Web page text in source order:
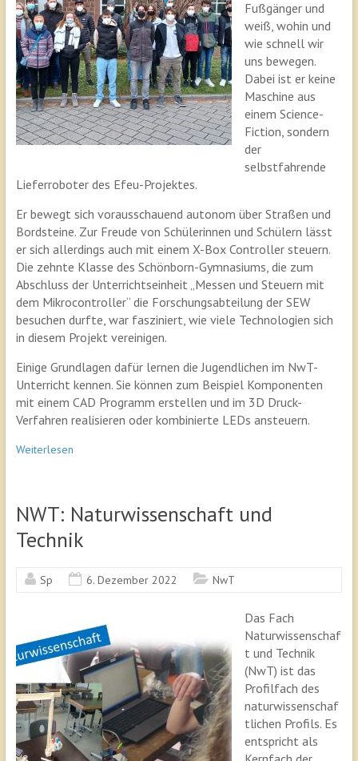
Fußgänger und
weiß, wohin und
wie schnell wir
uns bewegen.
Dabei ist er keine
Maschine aus
einem Science-
Fiction, sondern
der
selbstfahrende
Lieferroboter des Efeu-Projektes.
Er bewegt sich vorausschauend autonom über Straßen und
Bordsteine. Zur Freude von Schülerinnen und Schülern lässt
er sich allerdings auch mit einem X-Box Controller steuern.
Die zehnte Klasse des Schönborn-Gymnasiums, die zum
Abschluss der Unterrichtseinheit „Messen und Steuern mit
dem Mikrocontroller“ die Forschungsabteilung der SEW
besuchen durfte, war fasziniert, wie viele Technologien sich
in diesem Projekt vereinigen.
Einige Grundlagen dafür lernen die Jugendlichen im NwT-
Unterricht kennen. Sie können zum Beispiel Komponenten
mit einem CAD Programm erstellen und im 3D Druck-
Verfahren realisieren oder kombinierte LEDs ansteuern.
Weiterlesen
NWT: Naturwissenschaft und
Technik
Sp 6. Dezember 2022 NwT
Das Fach
Naturwissenschaf
t und Technik
(NwT) ist das
Profilfach des
naturwissenschaf
tlichen Profils. Es
entspricht als